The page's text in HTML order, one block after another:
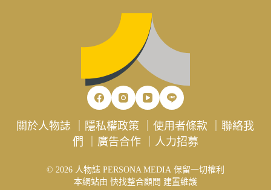
關於人物誌 隱私權政策 ｜使用者條款 ｜聯絡我
們
廣告合作｜ 人力招募
© 2026 人物誌 PERSONA MEDIA 保留一切權利
本網站由 快找整合顧問 建置維護